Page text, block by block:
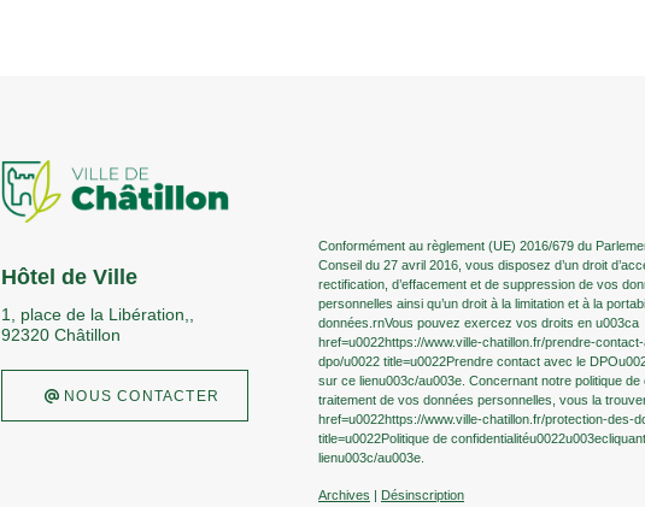
Hôtel de Ville
1, place de la Libération,,
92320 Châtillon
NOUS CONTACTER
Conformément au règlement (UE) 2016/679 du
Conseil du 27 avril 2016, vous disposez d’un droit
rectification, d’effacement et de suppression de vos
personnelles ainsi qu’un droit à la limitation et à la
données.rnVous pouvez exercez vos droits en u003ca
href=u0022https://www.ville-chatillon.fr/prendre-
dpo/u0022 title=u0022Prendre contact avec le
sur ce lienu003c/au003e. Concernant notre politique de
traitement de vos données personnelles, vous la
href=u0022https://www.ville-chatillon.fr/protection-des-
title=u0022Politique de
lienu003c/au003e.
Archives | Désinscription